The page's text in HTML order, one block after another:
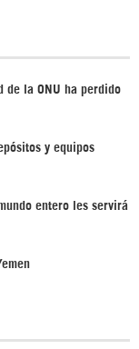
de la ONU ha perdido
y equipos
entero les servirá